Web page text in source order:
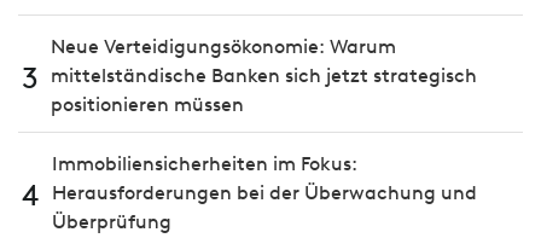
3
Neue Verteidigungsökonomie: Warum
mittelständische Banken sich jetzt strategisch
positionieren müssen
4
Immobiliensicherheiten im Fokus:
Herausforderungen bei der Überwachung und
Überprüfung